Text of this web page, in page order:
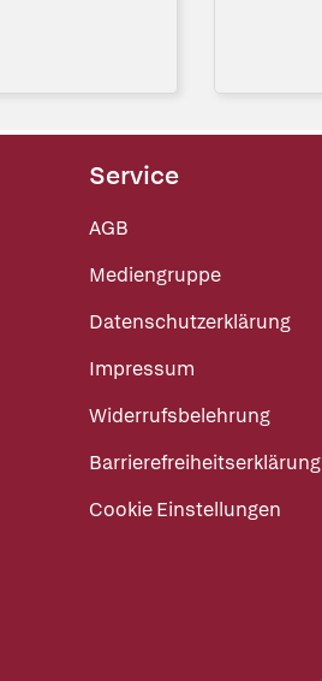
Service
AGB
Mediengruppe
Datenschutzerklärung
Impressum
Widerrufsbelehrung
Barrierefreiheitserklärung
Cookie Einstellungen